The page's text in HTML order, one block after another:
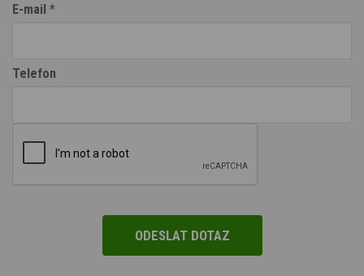
E-mail *
Telefon